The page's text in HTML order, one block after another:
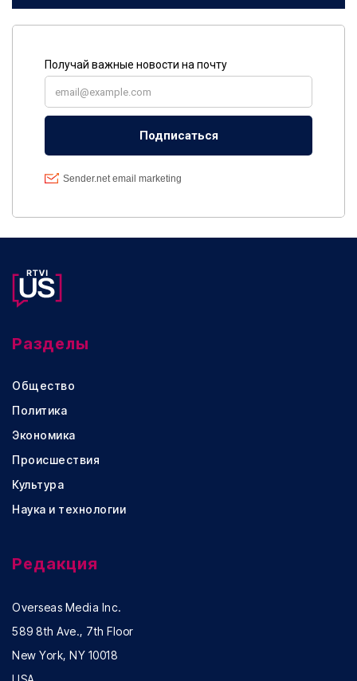
Разделы
Общество
Политика
Экономика
Происшествия
Культура
Наука и технологии
Редакция
Overseas Media Inc.
589 8th Ave., 7th Floor
New York, NY 10018